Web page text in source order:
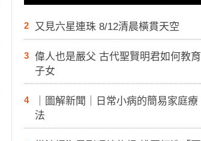
2 又見六星連珠 8/12清晨橫貫天空
3
偉人也是嚴父 古代聖賢明君如何教育
子女
4
｜圖解新聞｜日常小病的簡易家庭療
法